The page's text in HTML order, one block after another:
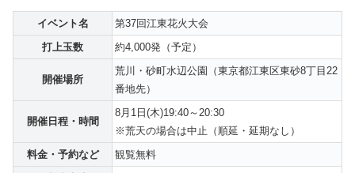
イベント名
第37回江東花火大会
打上玉数
約4,000発（予定）
開催場所
荒川・砂町水辺公園（東京都江東区東砂8丁目22
番地先）
開催日程・時間
8月1日(木)19:40～20:30
※荒天の場合は中止（順延・延期なし）
料金・予約など
観覧無料